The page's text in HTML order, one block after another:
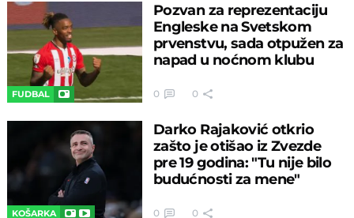
FUDBAL
Pozvan za reprezentaciju
Engleske na Svetskom
prvenstvu, sada otpužen za
napad u noćnom klubu
0 0
KOŠARKA
Darko Rajaković otkrio
zašto je otišao iz Zvezde
pre 19 godina: "Tu nije bilo
budućnosti za mene"
0 0